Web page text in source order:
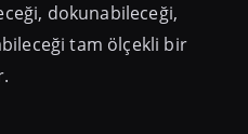
dokunabileceği,
tam ölçekli bir